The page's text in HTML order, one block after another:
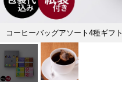
コーヒーバッグアソート4種ギフト